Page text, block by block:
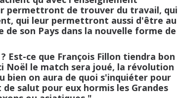
permettront de trouver du travail, qui
qui leur permettront aussi d'être au
son Pays dans la nouvelle forme de
ce que François Fillon tiendra bon
Noël le match sera joué, la révolution
bien on aura de quoi s'inquiéter pour
salut pour eux hormis les Grandes